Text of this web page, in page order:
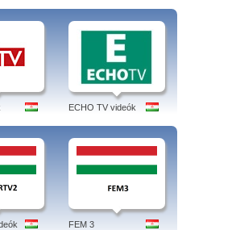
ECHO TV videók
FEM 3